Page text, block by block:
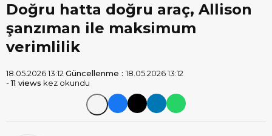
Doğru hatta doğru araç, Allison
şanzıman ile maksimum
verimlilik
18.05.2026 13:12 Güncellenme :18.05.2026 13:12
-11 views kez okundu